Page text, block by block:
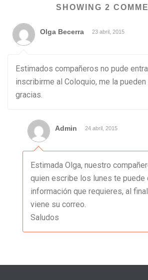
SHOWING 2
Olga Becerra 23 abril, 2015
Estimados compañeros no pude
inscribirme al Coloquio, me la pueden
gracias.
Admin 24 abril, 2015
Estimada Olga, nuestro
quien escribe los lunes te puede
información que requieres, al
viene su correo.
Saludos